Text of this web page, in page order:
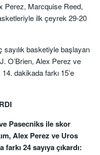
Perez, Marcquise Reed,
ilk çeyrek 29-20
sayılık basketiyle başlayan
O’Brien, Alex Perez ve
dakikada farkı 15’e
Pasecniks ile skor
Alex Perez ve Uros
24 sayıya çıkardı: